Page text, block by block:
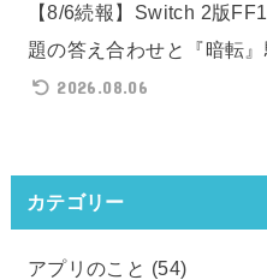
【8/6続報】Switch 2版
題の答え合わせと『暗転
2026.08.06
カテゴリー
アプリのこと (54)